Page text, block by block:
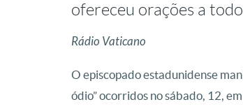
ofereceu orações a
Rádio Vaticano
O episcopado estadunidense
ódio” ocorridos no sábado, 12,